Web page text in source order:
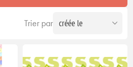
Trier par